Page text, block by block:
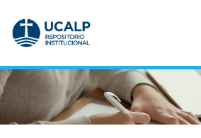
Inicio Communities & Collections